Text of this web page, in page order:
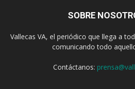
SOBRE
Vallecas VA, el periódico que llega a
comunicando todo
Contáctanos: